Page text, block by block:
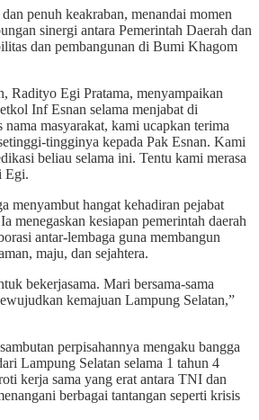
penuh keakraban, menandai momen
sinergi antara Pemerintah Daerah dan
dan pembangunan di Bumi Khagom
Radityo Egi Pratama, menyampaikan
Inf Esnan selama menjabat di
masyarakat, kami ucapkan terima
tingginya kepada Pak Esnan. Kami
beliau selama ini. Tentu kami merasa
Egi.
menyambut hangat kehadiran pejabat
menegaskan kesiapan pemerintah daerah
antar-lembaga guna membangun
maju, dan sejahtera.
bekerjasama. Mari bersama-sama
kemajuan Lampung Selatan,”
perpisahannya mengaku bangga
Lampung Selatan selama 1 tahun 4
kerja sama yang erat antara TNI dan
berbagai tantangan seperti krisis